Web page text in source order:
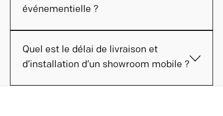
événementielle ?
Quel est le délai de livraison et
d’installation d’un showroom mobile ?